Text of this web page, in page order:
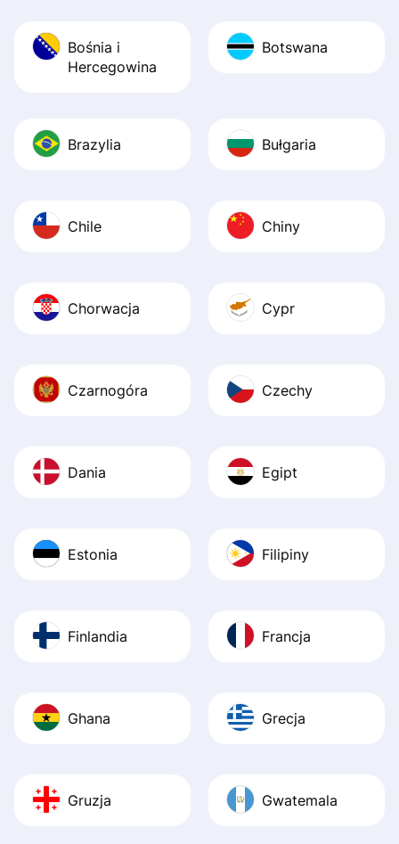
Bośnia i
Hercegowina
Botswana
Brazylia Bułgaria
Chile Chiny
Chorwacja Cypr
Czarnogóra Czechy
Dania Egipt
Estonia Filipiny
Finlandia Francja
Ghana Grecja
Gruzja Gwatemala